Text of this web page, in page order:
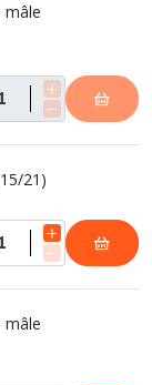
mâle
21)
mâle